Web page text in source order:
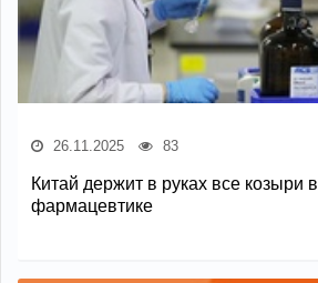
26.11.2025 83
Китай держит в руках все козыри
фармацевтике